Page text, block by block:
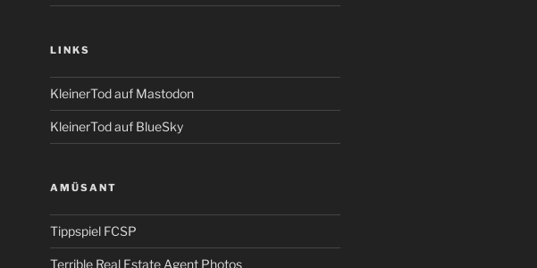
LINKS
KleinerTod auf Mastodon
KleinerTod auf BlueSky
AMÜSANT
Tippspiel FCSP
Terrible Real Estate Agent Photos